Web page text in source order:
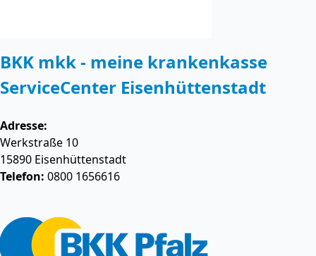
BKK mkk - meine krankenkasse
ServiceCenter Eisenhüttenstadt
Adresse:
Werkstraße 10
15890 Eisenhüttenstadt
Telefon: 0800 1656616